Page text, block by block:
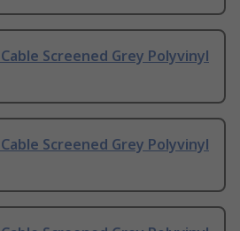
Screened Grey Polyvinyl
Screened Grey Polyvinyl